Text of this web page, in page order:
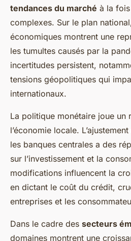
tendances du marché à la
complexes. Sur le plan
économiques montrent une
les tumultes causés par la
incertitudes persistent,
tensions géopolitiques qui
internationaux.
La politique monétaire joue un
l’économie locale.
les banques centrales a des
sur l’investissement et la
modifications influencent la
en dictant le coût du crédit,
entreprises et les
Dans le cadre des secteurs
domaines montrent une